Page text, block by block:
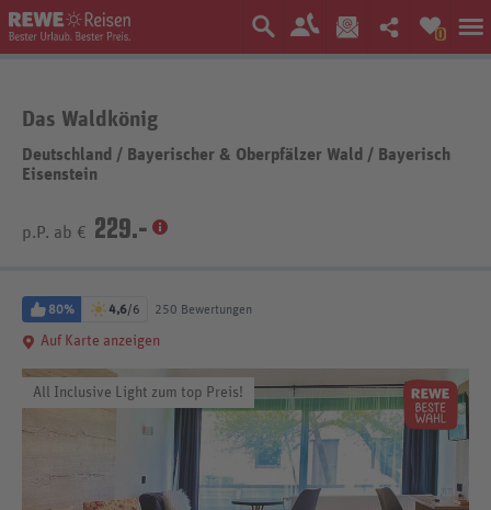
0
Das Waldkönig
Deutschland / Bayerischer & Oberpfälzer Wald / Bayerisch
Eisenstein
p.P. ab € 229.-
80% 4,6/6 250 Bewertungen
Auf Karte anzeigen
All Inclusive Light zum top Preis!